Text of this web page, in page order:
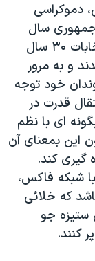
دموکراسی
جمهوری سال
گذشته در ايران را مثال زد و گفت يک انتخابات ۳۰ سال
و به مرور
خود توجه
قدرت در
ای با نظم
اين بمعنای آن
گيری کند.
با شبکه فاکس،
که خلائی
ستيزه جو
کنند.